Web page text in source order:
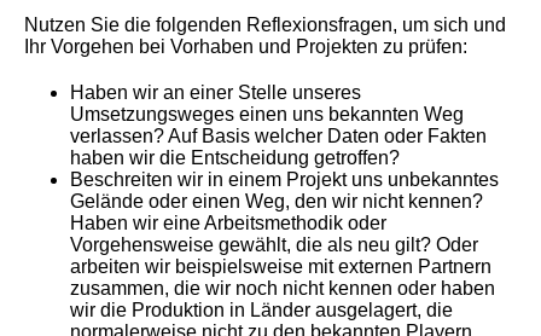
Nutzen Sie die folgenden Reflexionsfragen, um sich und
Ihr Vorgehen bei Vorhaben und Projekten zu prüfen:
Haben wir an einer Stelle unseres
Umsetzungsweges einen uns bekannten Weg
verlassen? Auf Basis welcher Daten oder Fakten
haben wir die Entscheidung getroffen?
Beschreiten wir in einem Projekt uns unbekanntes
Gelände oder einen Weg, den wir nicht kennen?
Haben wir eine Arbeitsmethodik oder
Vorgehensweise gewählt, die als neu gilt? Oder
arbeiten wir beispielsweise mit externen Partnern
zusammen, die wir noch nicht kennen oder haben
wir die Produktion in Länder ausgelagert, die
normalerweise nicht zu den bekannten Playern